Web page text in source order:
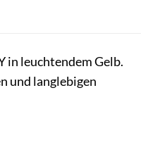
in leuchtendem Gelb.
und langlebigen